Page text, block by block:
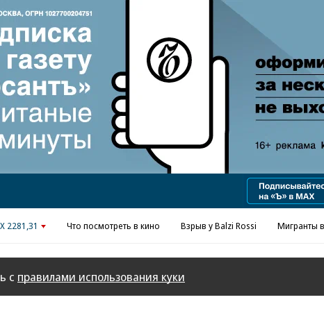
Реклама в «Ъ» www.kommersant.ru/ad
2281,31 Что посмотреть в кино Взрыв у Balzi Rossi Мигранты
с правилами использования куки